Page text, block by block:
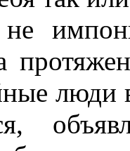
люди